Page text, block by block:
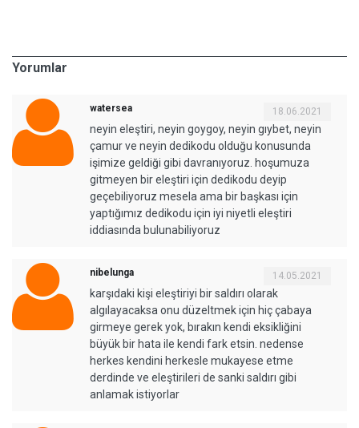
Yorumlar
watersea 18.06.2021
neyin eleştiri, neyin goygoy, neyin gıybet, neyin
çamur ve neyin dedikodu olduğu konusunda
işimize geldiği gibi davranıyoruz. hoşumuza
gitmeyen bir eleştiri için dedikodu deyip
geçebiliyoruz mesela ama bir başkası için
yaptığımız dedikodu için iyi niyetli eleştiri
iddiasında bulunabiliyoruz
nibelunga 14.05.2021
karşıdaki kişi eleştiriyi bir saldırı olarak
algılayacaksa onu düzeltmek için hiç çabaya
girmeye gerek yok, bırakın kendi eksikliğini
büyük bir hata ile kendi fark etsin. nedense
herkes kendini herkesle mukayese etme
derdinde ve eleştirileri de sanki saldırı gibi
anlamak istiyorlar